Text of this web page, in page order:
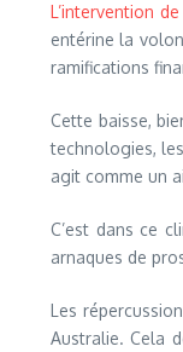
L’intervention
entérine la
ramifications
Cette baisse,
technologies,
agit comme un
C’est dans ce
arnaques de
Les
Australie. Cela